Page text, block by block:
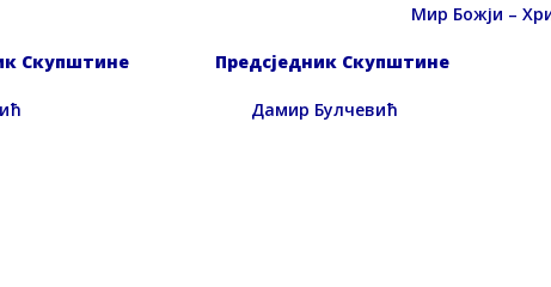
Мир Божји –
Скупштине Предсједник Скупштине
Дамир Булчевић